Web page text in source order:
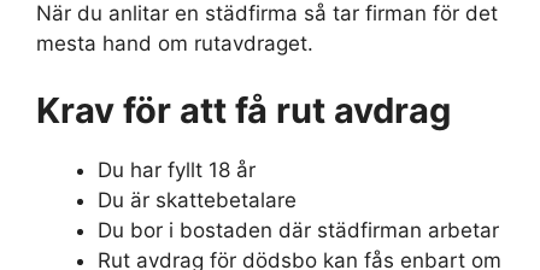
När du anlitar en städfirma så tar firman för det
mesta hand om rutavdraget.
Krav för att få rut avdrag
Du har fyllt 18 år
Du är skattebetalare
Du bor i bostaden där städfirman arbetar
Rut avdrag för dödsbo kan fås enbart om